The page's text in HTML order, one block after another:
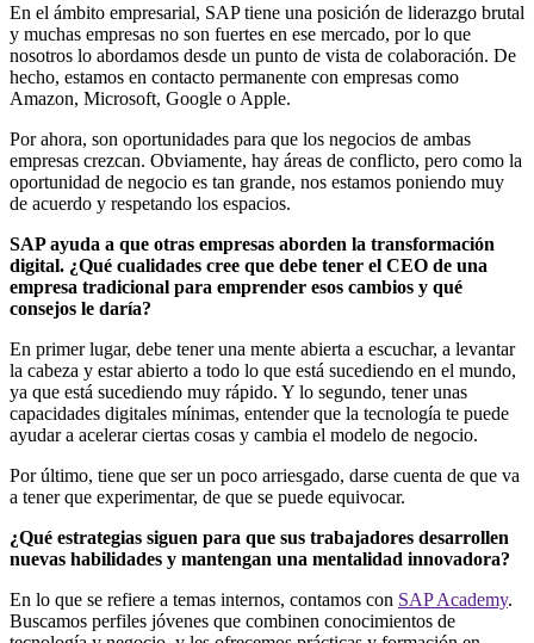
En el ámbito empresarial, SAP tiene una posición de liderazgo brutal
y muchas empresas no son fuertes en ese mercado, por lo que
nosotros lo abordamos desde un punto de vista de colaboración. De
hecho, estamos en contacto permanente con empresas como
Amazon, Microsoft, Google o Apple.
Por ahora, son oportunidades para que los negocios de ambas
empresas crezcan. Obviamente, hay áreas de conflicto, pero como la
oportunidad de negocio es tan grande, nos estamos poniendo muy
de acuerdo y respetando los espacios.
SAP ayuda a que otras empresas aborden la transformación
digital. ¿Qué cualidades cree que debe tener el CEO de una
empresa tradicional para emprender esos cambios y qué
consejos le daría?
En primer lugar, debe tener una mente abierta a escuchar, a levantar
la cabeza y estar abierto a todo lo que está sucediendo en el mundo,
ya que está sucediendo muy rápido. Y lo segundo, tener unas
capacidades digitales mínimas, entender que la tecnología te puede
ayudar a acelerar ciertas cosas y cambia el modelo de negocio.
Por último, tiene que ser un poco arriesgado, darse cuenta de que va
a tener que experimentar, de que se puede equivocar.
¿Qué estrategias siguen para que sus trabajadores desarrollen
nuevas habilidades y mantengan una mentalidad innovadora?
En lo que se refiere a temas internos, contamos con SAP Academy.
Buscamos perfiles jóvenes que combinen conocimientos de